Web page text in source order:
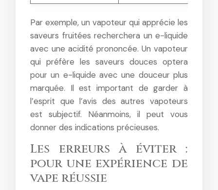
Par exemple, un vapoteur qui apprécie les
saveurs fruitées recherchera un e-liquide
avec une acidité prononcée. Un vapoteur
qui préfère les saveurs douces optera
pour un e-liquide avec une douceur plus
marquée. Il est important de garder à
l’esprit que l’avis des autres vapoteurs
est subjectif. Néanmoins, il peut vous
donner des indications précieuses.
Les erreurs à éviter :
pour une expérience de
vape réussie